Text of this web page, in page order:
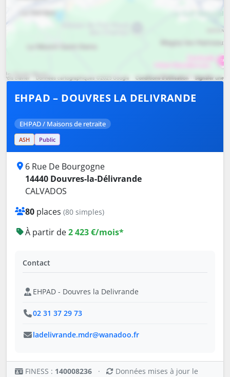
EHPAD – DOUVRES LA DELIVRANDE
EHPAD / Maisons de retraite
ASH Public
6 Rue De Bourgogne
14440 Douvres-la-Délivrande
CALVADOS
80 places (80 simples)
À partir de2 423 €/mois*
Contact
EHPAD - Douvres la Delivrande
02 31 37 29 73
ladelivrande.mdr@wanadoo.fr
FINESS : 140008236 ·
Données mises à jour le